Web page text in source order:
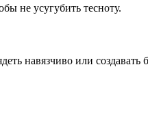
не усугубить тесноту.
навязчиво или создавать